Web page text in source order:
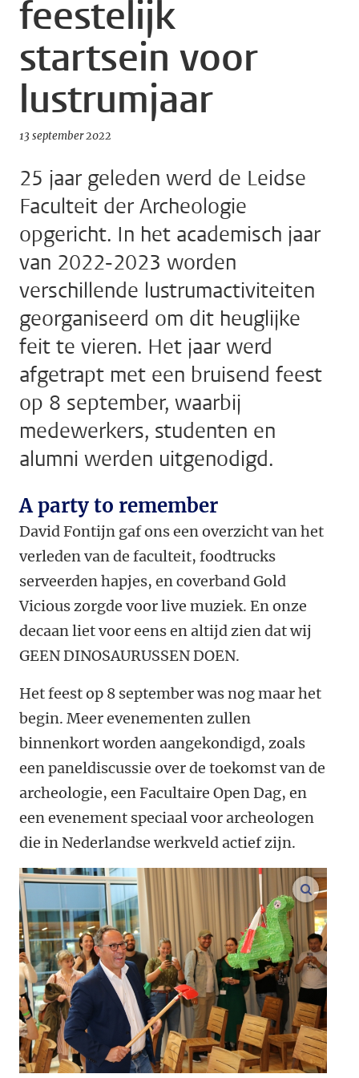
feestelijk
startsein voor
lustrumjaar
13 september 2022
25 jaar geleden werd de Leidse
Faculteit der Archeologie
opgericht. In het academisch jaar
van 2022-2023 worden
verschillende lustrumactiviteiten
georganiseerd om dit heuglijke
feit te vieren. Het jaar werd
afgetrapt met een bruisend feest
op 8 september, waarbij
medewerkers, studenten en
alumni werden uitgenodigd.
A party to remember
David Fontijn gaf ons een overzicht van het
verleden van de faculteit, foodtrucks
serveerden hapjes, en coverband Gold
Vicious zorgde voor live muziek. En onze
decaan liet voor eens en altijd zien dat wij
GEEN DINOSAURUSSEN DOEN.
Het feest op 8 september was nog maar het
begin. Meer evenementen zullen
binnenkort worden aangekondigd, zoals
een paneldiscussie over de toekomst van de
archeologie, een Facultaire Open Dag, en
een evenement speciaal voor archeologen
die in Nederlandse werkveld actief zijn.